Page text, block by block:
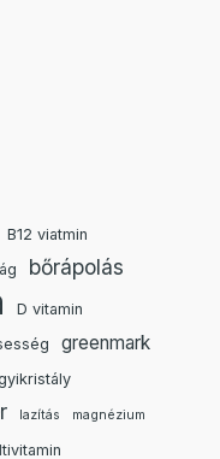
B12 viatmin
bőrápolás
D vitamin
greenmark
lazítás magnézium